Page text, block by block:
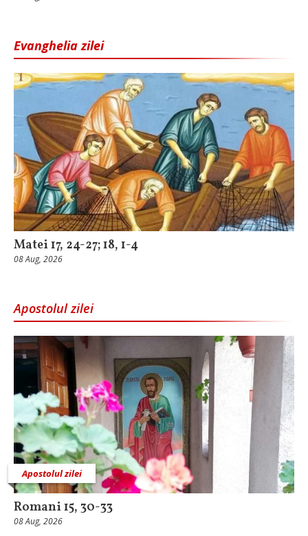
Evanghelia zilei
Matei 17, 24-27; 18, 1-4
08 Aug, 2026
Apostolul zilei
Apostolul zilei
Romani 15, 30-33
08 Aug, 2026